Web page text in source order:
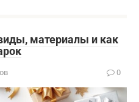
материалы и как
0